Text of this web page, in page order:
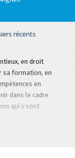
récents
en droit
sa formation, en
en
dans le cadre
qui y sont